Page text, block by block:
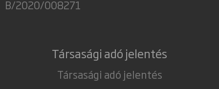
B/2020/008271
Társasági adó jelentés
Társasági adó jelentés